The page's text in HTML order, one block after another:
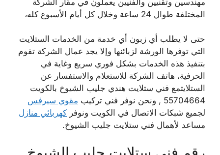
المختلفة طوال 24 ساعة وخلال كل أيام الأسبوع كله،
حتى لا يطلب أي زبون أي خدمة من الخدمات الستلايت
التي توفرها الورشة لزبائنها وإلا يجد عمال الشركة تقوم
بتنفيذ هذه الخدمات بشكل فوري سريع وغاية في
الحرفية، هاتف الشركة للاستعلام والاستفسار عن
الستلايتمع فني ستلايت هندي جليب الشيوخ بالكويت
55704664 , ونحن نوفر فني تركيب
مقوي سيرفس
لجميع شبكات الاتصال في الكويت ونوفر كهربائي منازل
مساعد لأهمال فني ستلايت جليب الشيوخ.